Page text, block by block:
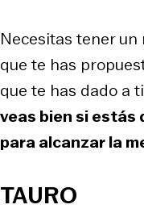
Necesitas tener
que te has
que te has dado a
veas bien si
para alcanzar la
TAURO